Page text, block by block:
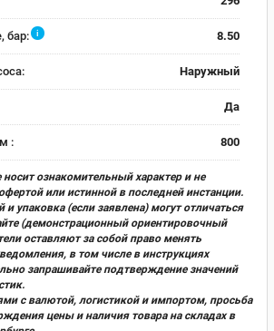
бар: i 8.50
Наружный
Да
: 800
ознакомительный характер и не
или истинной в последней инстанции.
упаковка (если заявлена) могут отличаться
(демонстрационный ориентировочный
оставляют за собой право менять
в том числе в инструкциях
запрашивайте подтверждение значений
с валютой, логистикой и импортом, просьба
цены и наличия товара на складах в